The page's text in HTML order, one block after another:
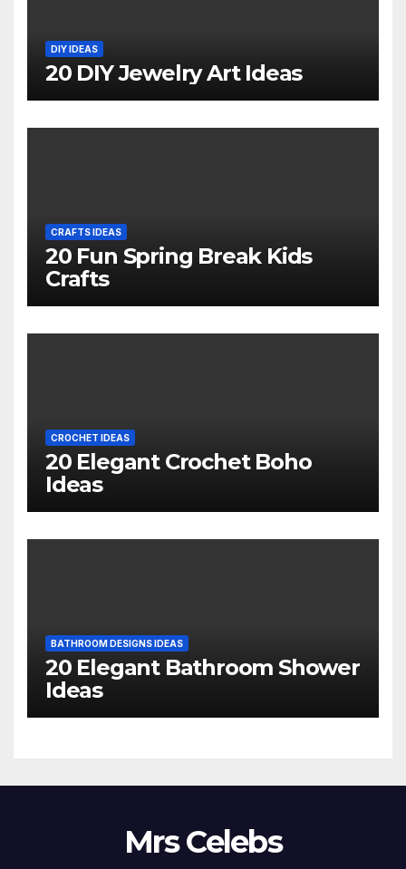
DIY IDEAS
20 DIY Jewelry Art Ideas
CRAFTS IDEAS
20 Fun Spring Break Kids
Crafts
CROCHET IDEAS
20 Elegant Crochet Boho
Ideas
BATHROOM DESIGNS IDEAS
20 Elegant Bathroom Shower
Ideas
Mrs Celebs